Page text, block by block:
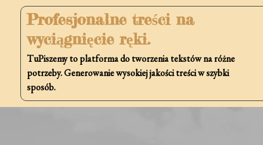
content
Profesjonalne treści na
wyciągnięcie ręki.
TuPiszemy to platforma do tworzenia tekstów na różne
potrzeby. Generowanie wysokiej jakości treści w szybki
sposób.